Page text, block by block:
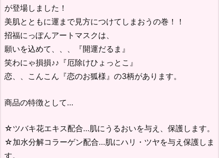
が登場しました！
美肌とともに運まで見方につけてしまおうの巻！！
招福にっぽんアートマスクは、
願いを込めて、、、『開運だるま』
笑わにゃ損損♪♪『厄除けひょっとこ』
恋、、こんこん『恋のお狐様』の3柄があります。
商品の特徴として…
☆ツバキ花エキス配合…肌にうるおいを与え、保護します。
☆加水分解コラーゲン配合…肌にハリ・ツヤを与え保護しま
す。